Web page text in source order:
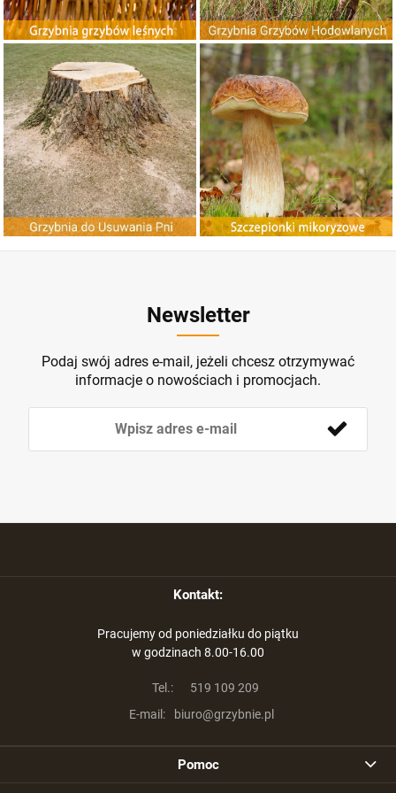
G
r
z
y
b
n
ia
d
o
U
suw
ania
P
n
i
ZOBACZ
Szczepionki Mikoryzowe
ZOBACZ
Newsletter
Podaj swój adres e-mail, jeżeli chcesz otrzymywać
informacje o nowościach i promocjach.
Kontakt:
Pracujemy od poniedziałku do piątku
w godzinach 8.00-16.00
Tel.:
519 109 209
E-mail:
biuro@grzybnie.pl
Pomoc